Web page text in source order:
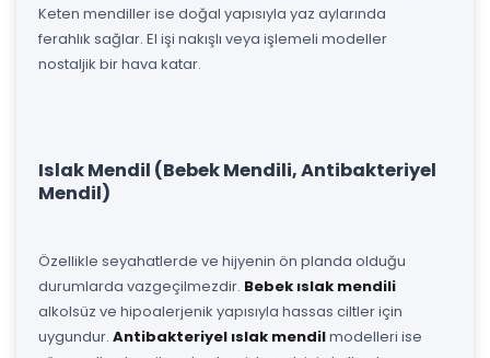
Keten mendiller ise doğal yapısıyla yaz aylarında
ferahlık sağlar. El işi nakışlı veya işlemeli modeller
nostaljik bir hava katar.
Islak Mendil (Bebek Mendili, Antibakteriyel
Mendil)
Özellikle seyahatlerde ve hijyenin ön planda olduğu
durumlarda vazgeçilmezdir. Bebek ıslak mendili
alkolsüz ve hipoalerjenik yapısıyla hassas ciltler için
uygundur. Antibakteriyel ıslak mendilmodelleri ise